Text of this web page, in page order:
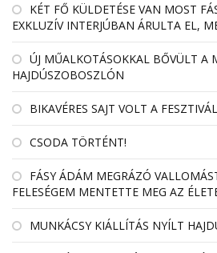
KÉT FŐ KÜLDETÉSE VAN MOST
EXKLUZÍV INTERJÚBAN ÁRULTA EL,
ÚJ MŰALKOTÁSOKKAL BŐVÜLT A
HAJDÚSZOBOSZLÓN
BIKAVÉRES SAJT VOLT A
CSODA TÖRTÉNT!
FÁSY ÁDÁM MEGRÁZÓ
FELESÉGEM MENTETTE MEG AZ
MUNKÁCSY KIÁLLÍTÁS NYÍLT